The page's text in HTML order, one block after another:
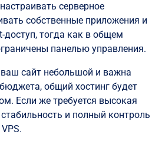
серверное
собственные приложения и
доступ, тогда как в общем
панелью управления.
сайт небольшой и важна
общий хостинг будет
Если же требуется высокая
и полный контроль